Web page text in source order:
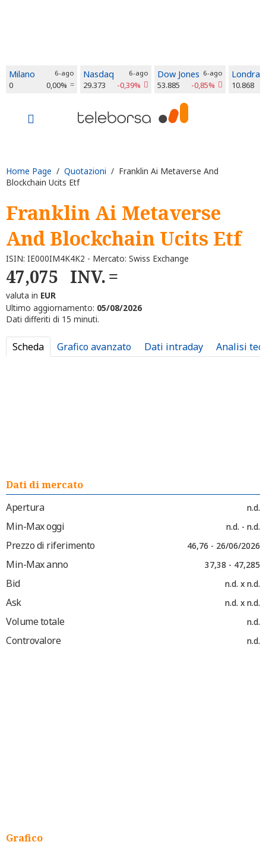
Milano 6-ago
0 0,00%
Nasdaq 6-ago
29.373 -0,39%
Dow Jones 6-ago
53.885 -0,85%
Londra
10.868
Home Page / Quotazioni / Franklin Ai Metaverse And
Blockchain Ucits Etf
Franklin Ai Metaverse
And Blockchain Ucits Etf
ISIN: IE000IM4K4K2 - Mercato: Swiss Exchange
47,075 INV.
valuta in EUR
Ultimo aggiornamento: 05/08/2026
Dati differiti di 15 minuti.
Scheda Grafico avanzato Dati intraday Analisi
Dati di mercato
Apertura
n.d.
Min-Max oggi n.d. - n.d.
Prezzo di riferimento 46,76 - 26/06/2026
Min-Max anno 37,38 - 47,285
Bid n.d. x n.d.
Ask n.d. x n.d.
Volume totale n.d.
Controvalore n.d.
Grafico